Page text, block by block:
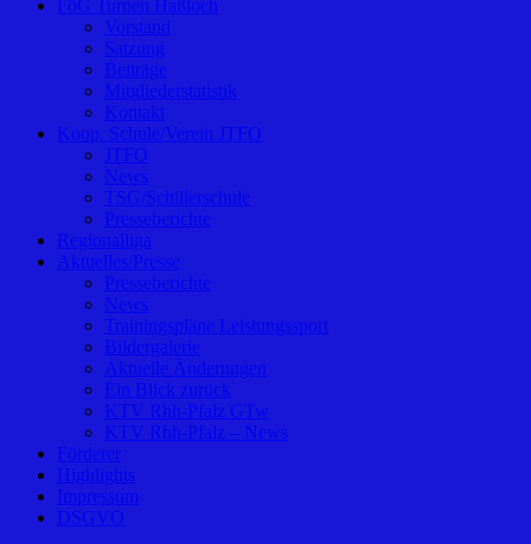
FöG Turnen Haßloch
Vorstand
Satzung
Beiträge
Mitgliederstatistik
Kontakt
Koop. Schule/Verein JTFO
JTFO
News
TSG/Schillerschule
Presseberichte
Regionalliga
Aktuelles/Presse
Presseberichte
News
Trainingspläne Leistungssport
Bildergalerie
Aktuelle Änderungen
Ein Blick zurück
KTV Rhh-Pfalz GTw
KTV Rhh-Pfalz – News
Förderer
Highlights
Impressum
DSGVO